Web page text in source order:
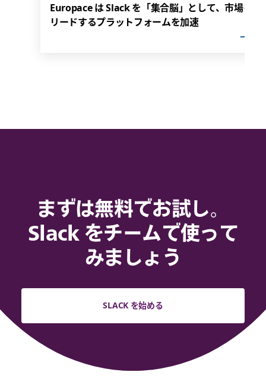
Europace は Slack を「集合脳」として、市場を
リードするプラットフォームを加速
まずは無料でお試し。
Slack をチームで使って
みましょう
SLACK を始める